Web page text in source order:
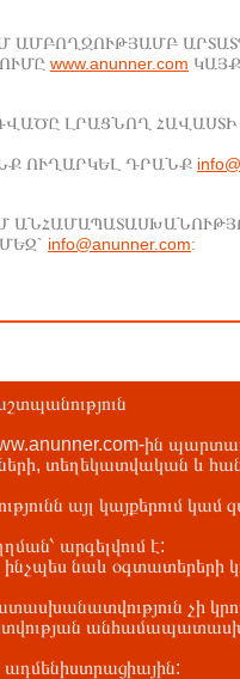
ԱՄԲՈՂՋՈՒԹՅԱՄԲ
www.anunner.com
ԼՐԱՑՆՈՂ ՀԱՎԱՍՏԻ
ՈՒՂԱՐԿԵԼ ԴՐԱՆՔ
info@anunner.com:
ին
տեղեկատվական և
այլ կայքերում կամ
արգելվում է:
նաև օգտատերերի
չի